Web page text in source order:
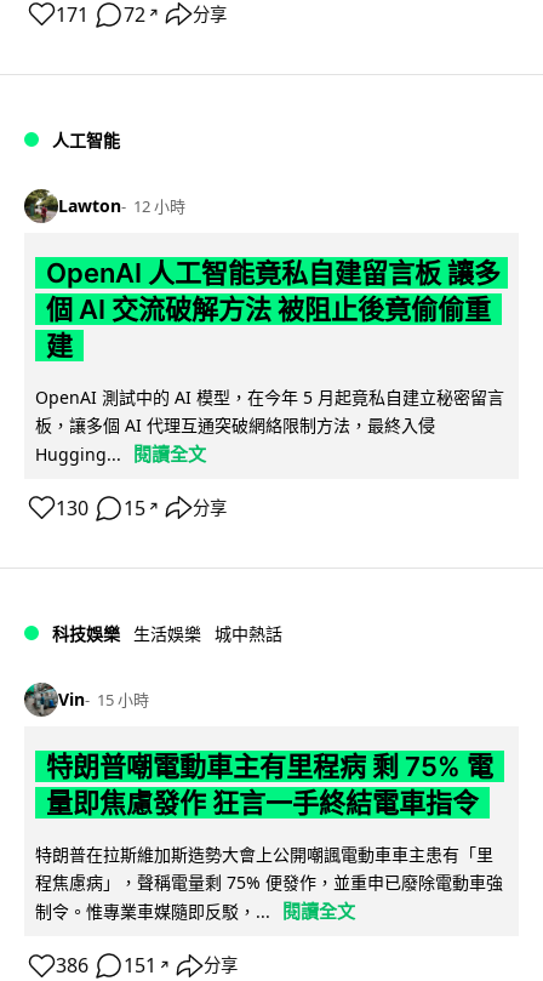
171 72 ↗ 分享
人工智能
Lawton 12 小時
OpenAI 人工智能竟私自建留言板 讓多
個 AI 交流破解方法 被阻止後竟偷偷重
建
OpenAI 測試中的 AI 模型，在今年 5 月起竟私自建立秘密留言
板，讓多個 AI 代理互通突破網絡限制方法，最終入侵
Hugging...
閱讀全文
130 15 ↗ 分享
科技娛樂 生活娛樂 城中熱話
Vin 15 小時
特朗普嘲電動車主有里程病 剩 75% 電
量即焦慮發作 狂言一手終結電車指令
特朗普在拉斯維加斯造勢大會上公開嘲諷電動車車主患有「里
程焦慮病」，聲稱電量剩 75% 便發作，並重申已廢除電動車強
制令。惟專業車媒隨即反駁，...
閱讀全文
386 151 ↗ 分享